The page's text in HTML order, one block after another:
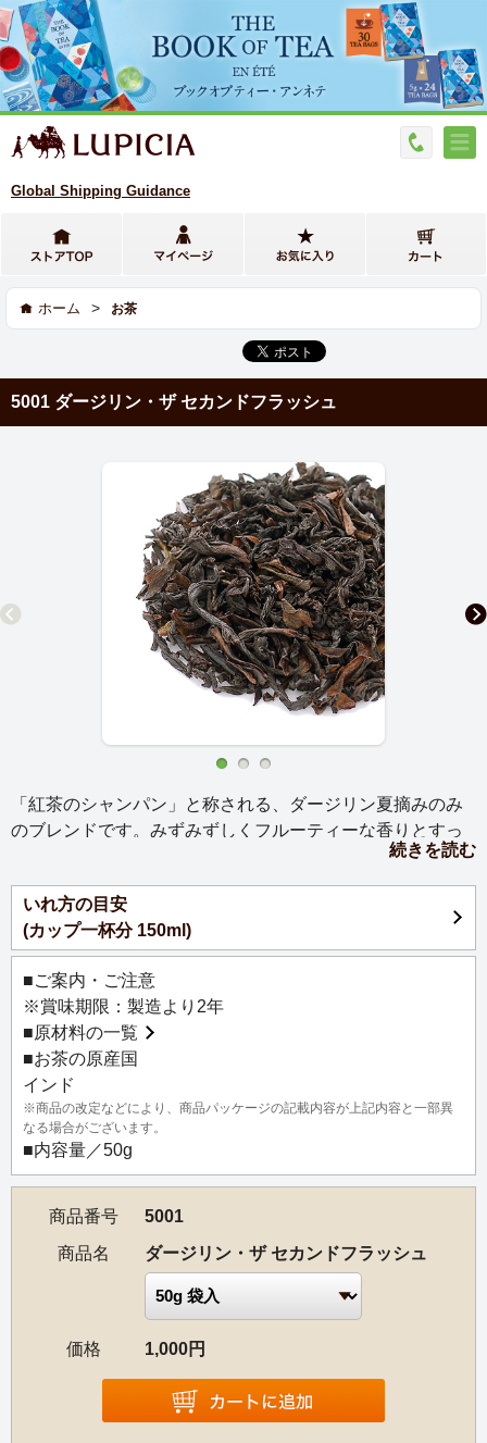
Global Shipping Guidance
ホーム > お茶
5001 ダージリン・ザ セカンドフラッシュ
「紅茶のシャンパン」と称される、ダージリン夏摘みのみ
のブレンドです。みずみずしくフルーティーな香りとすっ
きりしたのど越しの中にも、ダージリンの力強さを感じま
す。
続きを読む
いれ方の目安
(カップ一杯分 150ml)
■ご案内・ご注意
※賞味期限：製造より2年
■原材料の一覧
■お茶の原産国
インド
※商品の改定などにより、商品パッケージの記載内容が上記内容と一部異
なる場合がございます。
■内容量／50g
商品番号
5001
商品名
ダージリン・ザ セカンドフラッシュ
価格 1,000円